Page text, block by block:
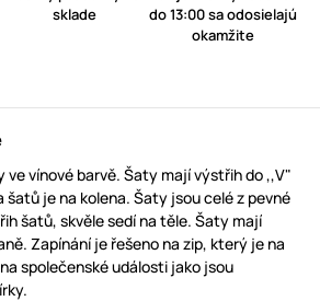
sklade
do 13:00 sa odosielajú
okamžite
ve vínové barvě. Šaty mají výstřih do ,,V"
šatů je na kolena. Šaty jsou celé z pevné
šatů, skvěle sedí na těle. Šaty mají
Zapínání je řešeno na zip, který je na
společenské události jako jsou